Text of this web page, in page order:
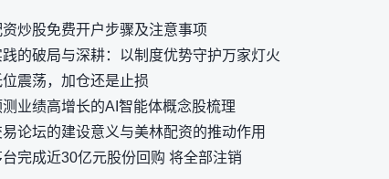
炒股免费开户步骤及注意事项
的破局与深耕：以制度优势守护万家灯火
震荡，加仓还是止损
业绩高增长的AI智能体概念股梳理
论坛的建设意义与美林配资的推动作用
台完成近30亿元股份回购 将全部注销